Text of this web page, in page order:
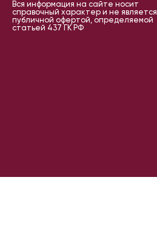
Вся информация на сайте носит
справочный характер и не является
публичной офертой, определяемой
статьей 437 ГК РФ